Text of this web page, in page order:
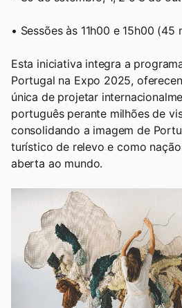
• Sessões às 11h00 e 15h00 (45
Esta iniciativa integra a
Portugal na Expo 2025,
única de projetar
português perante milhões de
consolidando a imagem de
turístico de relevo e como
aberta ao mundo.